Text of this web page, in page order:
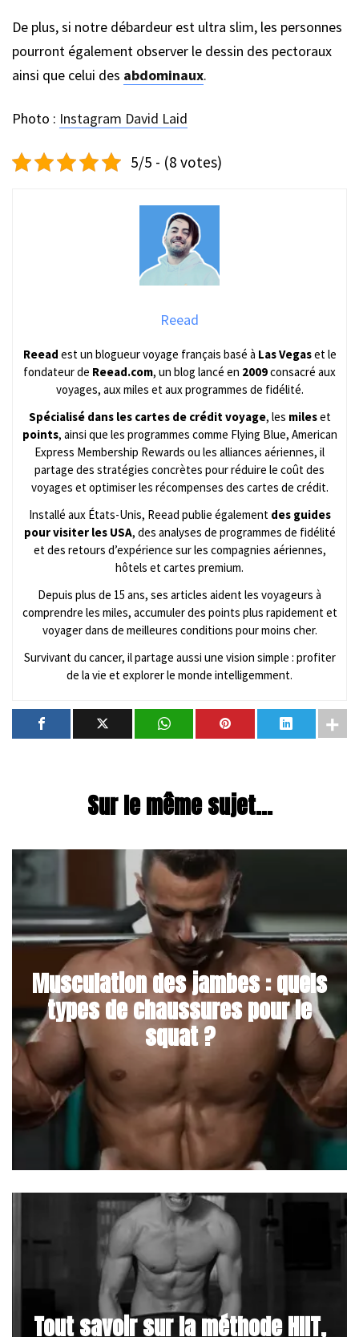
De plus, si notre débardeur est ultra slim, les personnes
pourront également observer le dessin des pectoraux
ainsi que celui des abdominaux.
Photo : Instagram David Laid
5/5 - (8 votes)
Reead
Reead est un blogueur voyage français basé à Las Vegaset le
fondateur de Reead.com, un blog lancé en 2009consacré aux
voyages, aux miles et aux programmes de fidélité.
Spécialisé dans les cartes de crédit voyage, les mileset
points, ainsi que les programmes comme Flying Blue, American
Express Membership Rewards ou les alliances aériennes, il
partage des stratégies concrètes pour réduire le coût des
voyages et optimiser les récompenses des cartes de crédit.
Installé aux États-Unis, Reead publie également des guides
pour visiter les USA, des analyses de programmes de fidélité
et des retours d’expérience sur les compagnies aériennes,
hôtels et cartes premium.
Depuis plus de 15 ans, ses articles aident les voyageurs à
comprendre les miles, accumuler des points plus rapidement et
voyager dans de meilleures conditions pour moins cher.
Survivant du cancer, il partage aussi une vision simple : profiter
de la vie et explorer le monde intelligemment.
Sur le même sujet...
Musculation des jambes : quels
types de chaussures pour le
squat ?
Tout savoir sur la méthode HIIT,